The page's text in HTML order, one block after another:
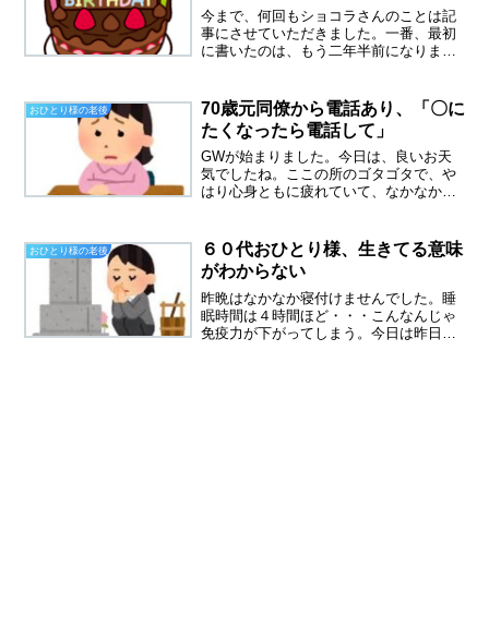
今まで、何回もショコラさんのことは記
事にさせていただきました。一番、最初
に書いたのは、もう二年半前になりま
んだかホッとします。温かい人柄がにじ
み出ている文章を書かれてい...
おひとり様の老後
70歳元同僚から電話あり、「〇に
たくなったら電話して」
GWが始まりました。今日は、良いお天
気でしたね。ここの所のゴタゴタで、や
はり心身ともに疲れていて、なかなかベ
食を済ませました。無職になったのだか
ら、しばらくNO買い物d...
おひとり様の老後
６０代おひとり様、生きてる意味
がわからない
昨晩はなかなか寝付けませんでした。睡
眠時間は４時間ほど・・・こんなんじゃ
免疫力が下がってしまう。今日は昨日の